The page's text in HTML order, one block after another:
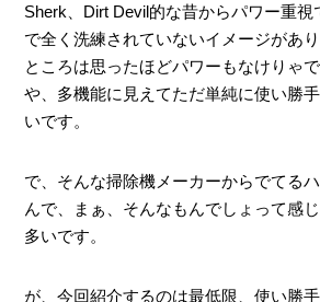
なんで良い？
悪い点
Sherk、Dirt Devil的な昔からパワー重視
で全く洗練されていないイメージがあ
ところは思ったほどパワーもなけりゃ
や、多機能に見えてただ単純に使い勝
いです。
で、そんな掃除機メーカーからでてる
んで、まぁ、そんなもんでしょって感
多いです。
が、今回紹介するのは最低限、使い勝